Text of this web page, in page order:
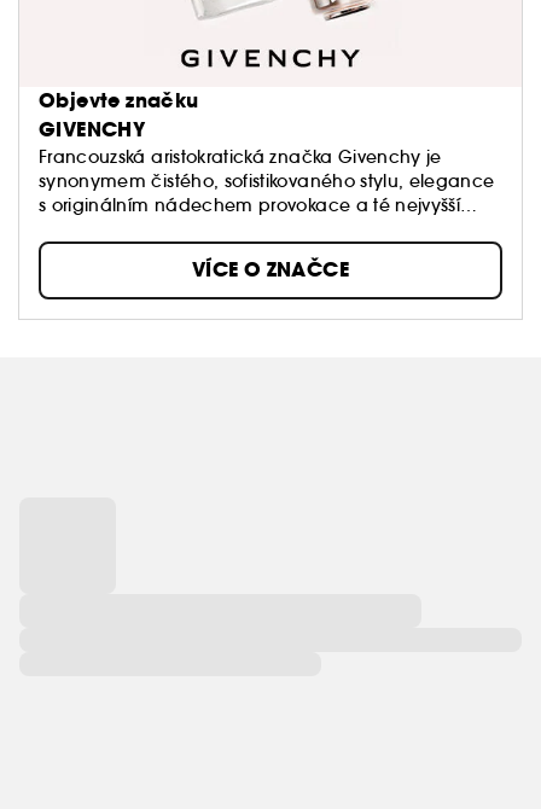
Objevte značku
GIVENCHY
Francouzská aristokratická značka Givenchy je
synonymem čistého, sofistikovaného stylu, elegance
s originálním nádechem provokace a té nejvyšší
žena, múzou zakladatele značky Huberta de
Givenchy byla výjimečná herečka a módní ikona
Audrey Hepburn.
VÍCE O ZNAČCE